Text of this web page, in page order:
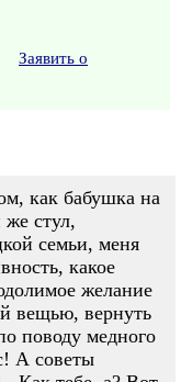
Заявить о
как бабушка на
стул,
семьи, меня
какое
желание
вещью, вернуть
поводу медного
А советы